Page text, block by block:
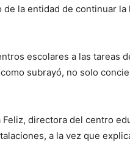
la entidad de continuar la
escolares a las tareas
subrayó, no solo
directora del centro
a la vez que